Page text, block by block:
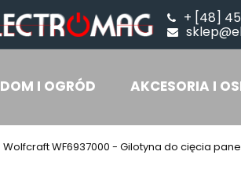
+ [48]
DOM I OGRÓD AKCESORIA I
Wolfcraft WF6937000 - Gilotyna do cięcia